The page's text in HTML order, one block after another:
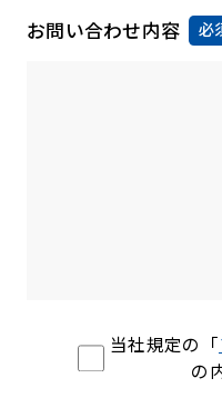
お問い合わせ内容 必
当社規定の「
の